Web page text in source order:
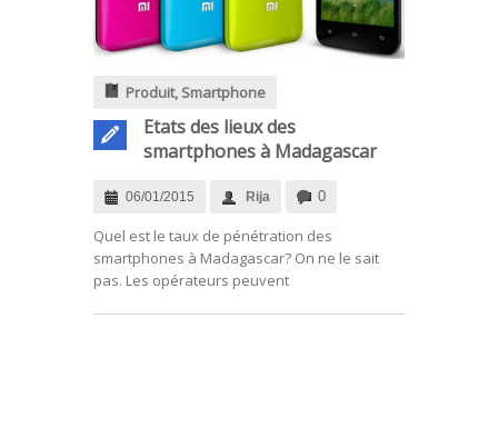
Produit, Smartphone
Etats des lieux des
smartphones à Madagascar
06/01/2015 Rija 0
Quel est le taux de pénétration des
smartphones à Madagascar? On ne le sait
pas. Les opérateurs peuvent